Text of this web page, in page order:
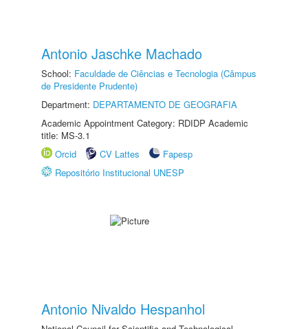
Antonio Jaschke Machado
School: Faculdade de Ciências e Tecnologia (Câmpus
de Presidente Prudente)
Department: DEPARTAMENTO DE GEOGRAFIA
Academic Appointment Category: RDIDP Academic
title: MS-3.1
Orcid
CV Lattes
Fapesp
Repositório Institucional UNESP
Antonio Nivaldo Hespanhol